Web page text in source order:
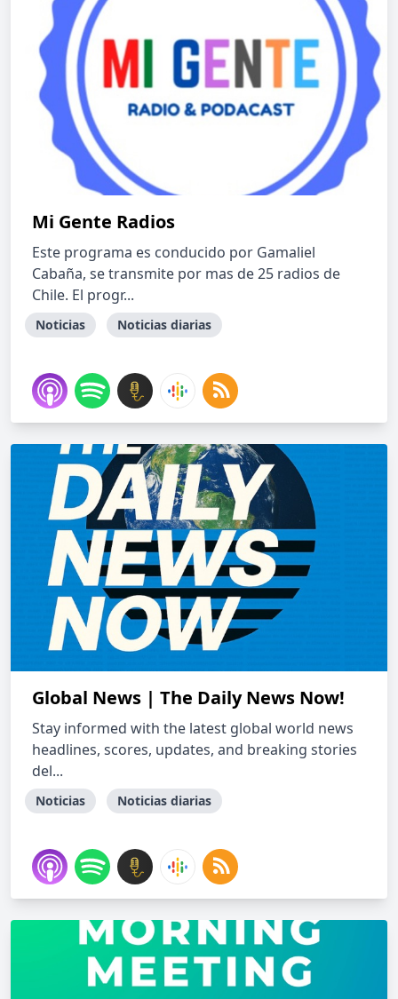
Mi Gente Radios
Este programa es conducido por Gamaliel
Cabaña, se transmite por mas de 25 radios de
Chile. El progr...
Noticias Noticias diarias
Global News | The Daily News Now!
Stay informed with the latest global world news
headlines, scores, updates, and breaking stories
del...
Noticias Noticias diarias